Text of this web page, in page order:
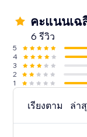
คะแนนเฉ
6 รีวิว
5
4
3
2
1
เรียงตาม ล่า